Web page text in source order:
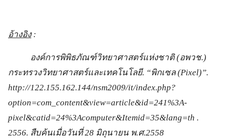
อ้างอิง:
องค์การพิพิธภัณฑ์วิทยาศาสตร์แห่งชาติ (อพวช.)
กระทรวงวิทยาศาสตร์และเทคโนโลยี. “พิกเซล (Pixel)”.
http://122.155.162.144/nsm2009/it/index.php?
option=com_content&view=article&id=241%3A-
pixel&catid=24%3Acomputer&Itemid=35&lang=th .
2556. สืบค้นเมื่อวันที่ 28 มิถุนายน พ.ศ.2558